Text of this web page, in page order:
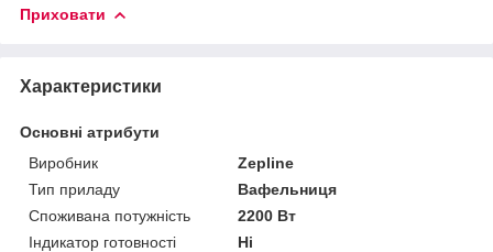
Приховати
Характеристики
Основні атрибути
Виробник
Zepline
Тип приладу
Вафельниця
Споживана потужність
2200 Вт
Індикатор готовності
Ні